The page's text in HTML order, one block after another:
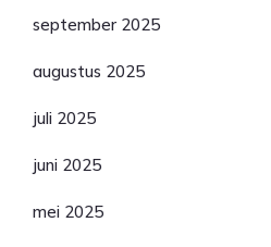
september 2025
augustus 2025
juli 2025
juni 2025
mei 2025